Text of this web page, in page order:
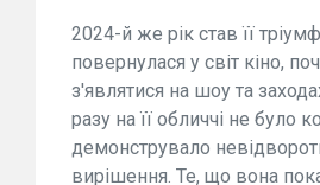
2024-й же рік став її
повернулася у світ кіно,
з'являтися на шоу та
разу на її обличчі не було
демонструвало
вирішення. Те, що вона